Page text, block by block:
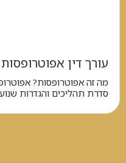
עורך דין אפוטרופסות
מה זה אפוטרופסות?
סדרת תהליכים והגדרות